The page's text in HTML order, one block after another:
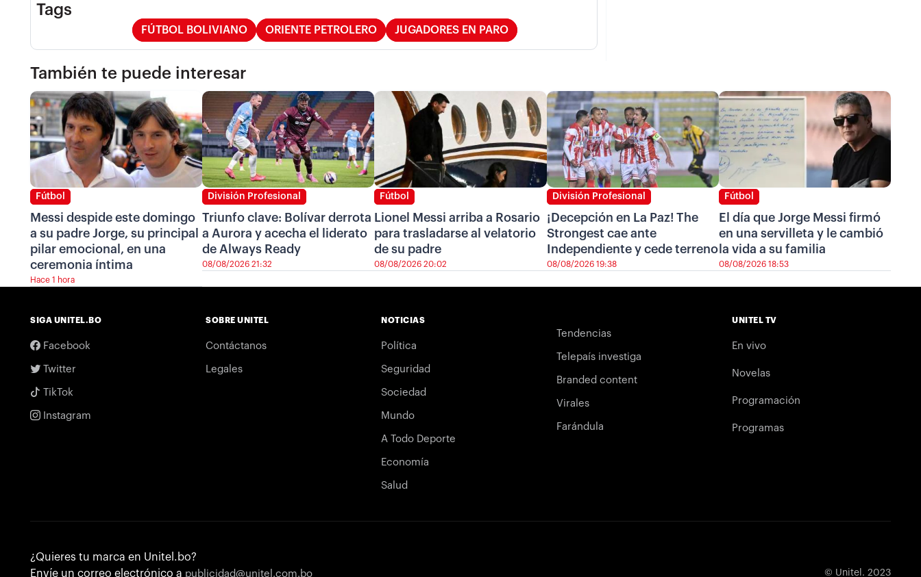
Tags
FÚTBOL BOLIVIANO ORIENTE PETROLERO JUGADORES EN PARO
También te puede interesar
Fútbol
Messi despide este domingo
a su padre Jorge, su principal
pilar emocional, en una
ceremonia íntima
Hace 1 hora
División Profesional
Triunfo clave: Bolívar derrota
a Aurora y acecha el liderato
de Always Ready
08/08/2026 21:32
Fútbol
Lionel Messi arriba a Rosario
para trasladarse al velatorio
de su padre
08/08/2026 20:02
División Profesional
¡Decepción en La Paz! The
Strongest cae ante
Independiente y cede terreno
08/08/2026 19:38
Fútbol
El día que Jorge Messi firmó
en una servilleta y le cambió
la vida a su familia
08/08/2026 18:53
SIGA UNITEL.BO
Facebook
Twitter
TikTok
Instagram
SOBRE UNITEL
Contáctanos
Legales
NOTICIAS
Política
Seguridad
Sociedad
Mundo
A Todo Deporte
Economía
Salud
Tendencias
Telepaís investiga
Branded content
Virales
Farándula
UNITEL TV
En vivo
Novelas
Programación
Programas
¿Quieres tu marca en Unitel.bo?
Envíe un correo electrónico a publicidad@unitel.com.bo © Unitel. 2023